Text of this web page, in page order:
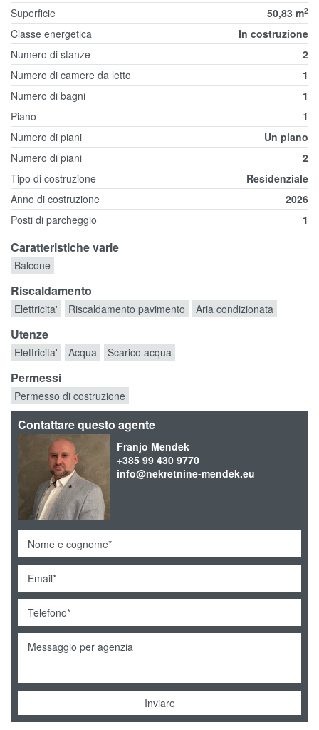
Superficie
50,83 m2
Classe energetica
In costruzione
Numero di stanze
2
Numero di camere da letto
1
Numero di bagni
1
Piano
1
Numero di piani
Un piano
Numero di piani
2
Tipo di costruzione
Residenziale
Anno di costruzione
2026
Posti di parcheggio
1
Caratteristiche varie
Balcone
Riscaldamento
Elettricita' Riscaldamento pavimento Aria condizionata
Utenze
Elettricita' Acqua Scarico acqua
Permessi
Permesso di costruzione
Contattare questo agente
Franjo Mendek
+385 99 430 9770
info@nekretnine-mendek.eu
Inviare